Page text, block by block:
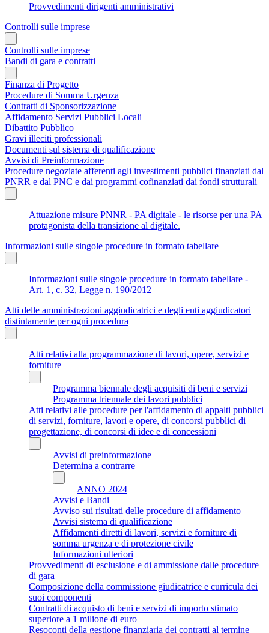
Provvedimenti dirigenti amministrativi
Controlli sulle imprese
Controlli sulle imprese
Bandi di gara e contratti
Finanza di Progetto
Procedure di Somma Urgenza
Contratti di Sponsorizzazione
Affidamento Servizi Pubblici Locali
Dibattito Pubblico
Gravi illeciti professionali
Documenti sul sistema di qualificazione
Avvisi di Preinformazione
Procedure negoziate afferenti agli investimenti pubblici finanziati dal
PNRR e dal PNC e dai programmi cofinanziati dai fondi strutturali
Attuazione misure PNNR - PA digitale - le risorse per una PA
protagonista della transizione al digitale.
Informazioni sulle singole procedure in formato tabellare
Informazioni sulle singole procedure in formato tabellare -
Art. 1, c. 32, Legge n. 190/2012
Atti delle amministrazioni aggiudicatrici e degli enti aggiudicatori
distintamente per ogni procedura
Atti relativi alla programmazione di lavori, opere, servizi e
forniture
Programma biennale degli acquisiti di beni e servizi
Programma triennale dei lavori pubblici
Atti relativi alle procedure per l'affidamento di appalti pubblici
di servizi, forniture, lavori e opere, di concorsi pubblici di
progettazione, di concorsi di idee e di concessioni
Avvisi di preinformazione
Determina a contrarre
ANNO 2024
Avvisi e Bandi
Avviso sui risultati delle procedure di affidamento
Avvisi sistema di qualificazione
Affidamenti diretti di lavori, servizi e forniture di
somma urgenza e di protezione civile
Informazioni ulteriori
Provvedimenti di esclusione e di ammissione dalle procedure
di gara
Composizione della commissione giudicatrice e curricula dei
suoi componenti
Contratti di acquisto di beni e servizi di importo stimato
superiore a 1 milione di euro
Resoconti della gestione finanziaria dei contratti al termine